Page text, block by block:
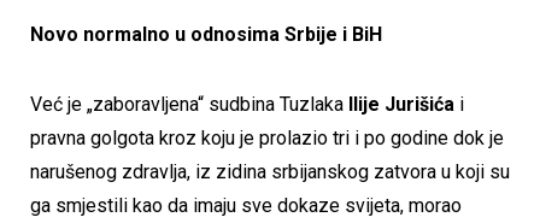
Novo normalno u odnosima Srbije i BiH
Već je „zaboravljena“ sudbina Tuzlaka Ilije Jurišića i
pravna golgota kroz koju je prolazio tri i po godine dok je
narušenog zdravlja, iz zidina srbijanskog zatvora u koji su
ga smjestili kao da imaju sve dokaze svijeta, morao